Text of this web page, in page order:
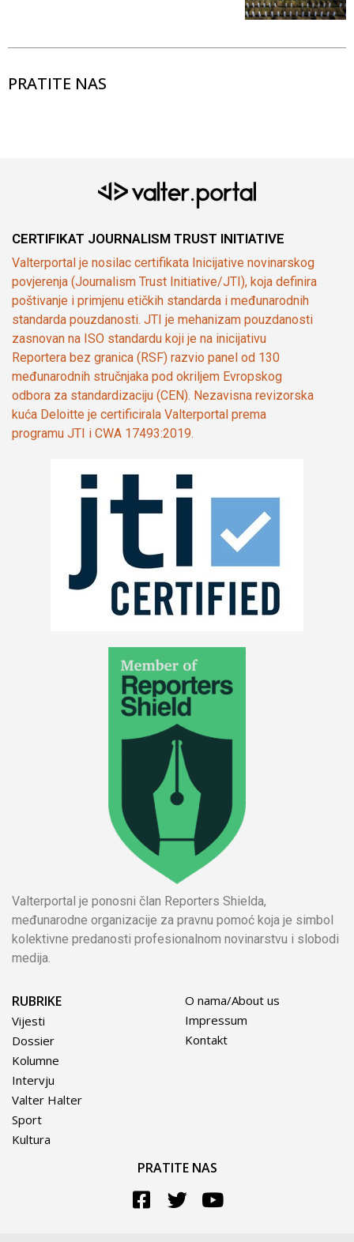
PRATITE NAS
CERTIFIKAT JOURNALISM TRUST INITIATIVE
Valterportal je nosilac certifikata Inicijative novinarskog
povjerenja (Journalism Trust Initiative/JTI), koja definira
poštivanje i primjenu etičkih standarda i međunarodnih
standarda pouzdanosti. JTI je mehanizam pouzdanosti
zasnovan na ISO standardu koji je na inicijativu
Reportera bez granica (RSF) razvio panel od 130
međunarodnih stručnjaka pod okriljem Evropskog
odbora za standardizaciju (CEN). Nezavisna revizorska
kuća Deloitte je certificirala Valterportal prema
programu JTI i CWA 17493:2019.
Valterportal je ponosni član Reporters Shielda,
međunarodne organizacije za pravnu pomoć koja je simbol
kolektivne predanosti profesionalnom novinarstvu i slobodi
medija.
RUBRIKE
Vijesti
Dossier
Kolumne
Intervju
Valter Halter
Sport
Kultura
O nama/About us
Impressum
Kontakt
PRATITE NAS